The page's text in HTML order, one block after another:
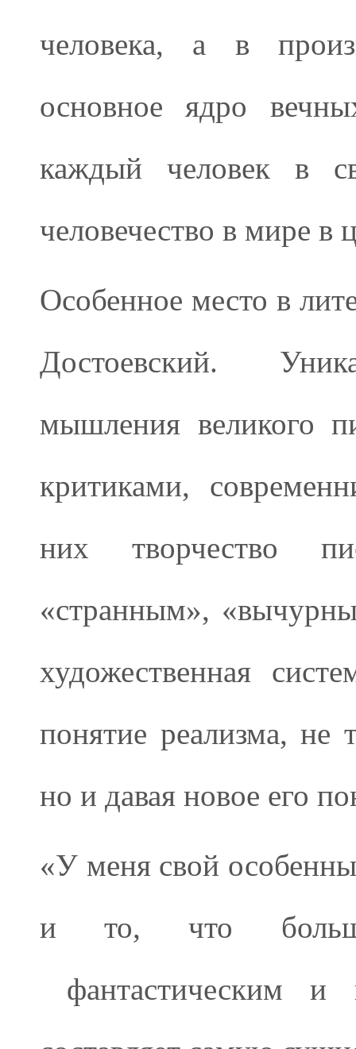
человека, а в
основное ядро
каждый человек в
человечество в мире в
Особенное место в
Достоевский.
мышления великого
критиками,
них творчество
«странным»,
художественная
понятие реализма, не
но и давая новое его
«У меня свой
и то, что
фантастическим и